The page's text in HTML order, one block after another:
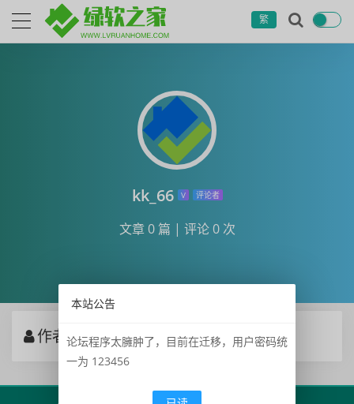
繁
kk_66 V 评论者
文章 0 篇 | 评论 0 次
作者 KK_66 发布的文章
本站公告
论坛程序太臃肿了，目前在迁移，用户密码统
一为 123456